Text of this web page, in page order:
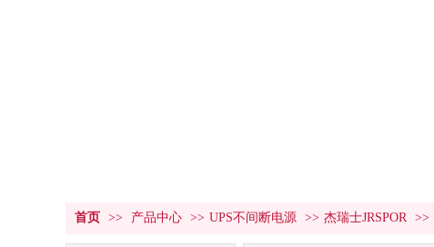
首页 >> 产品中心 >> UPS不间断电源 >> 杰瑞士JRSPOR >>